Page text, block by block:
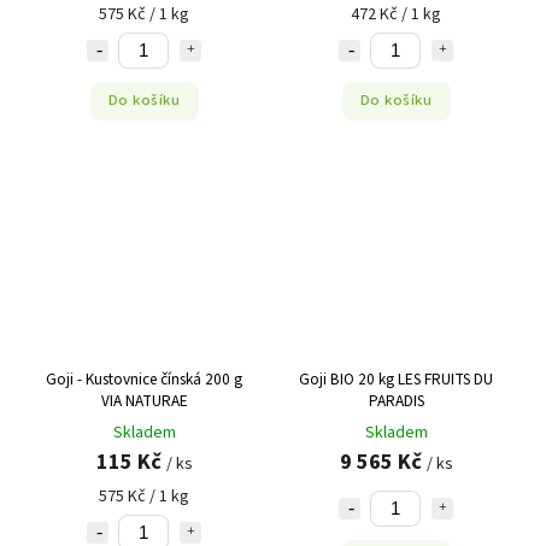
575 Kč / 1 kg
Do košíku
472 Kč / 1 kg
Do košíku
Goji - Kustovnice čínská 200 g
VIA NATURAE
Skladem
115 Kč / ks
575 Kč / 1 kg
Goji BIO 20 kg LES FRUITS DU
PARADIS
Skladem
9 565 Kč / ks